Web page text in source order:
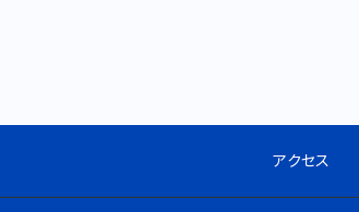
アクセス